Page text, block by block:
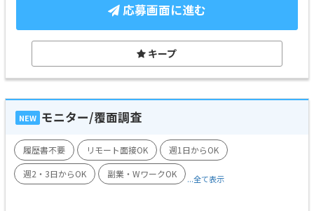
応募画面に進む
キープ
NEW モニター/覆面調査
履歴書不要 リモート面接OK
週1日からOK
週2・3日からOK
副業・WワークOK ...全て表示